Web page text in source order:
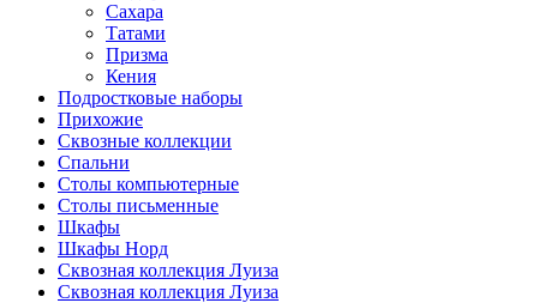
Сахара
Татами
Призма
Кения
Подростковые наборы
Прихожие
Сквозные коллекции
Спальни
Столы компьютерные
Столы письменные
Шкафы
Шкафы Норд
Сквозная коллекция Луиза
Сквозная коллекция Луиза